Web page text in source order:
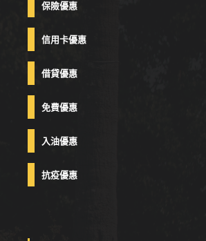
保險優惠
信用卡優惠
借貸優惠
免費優惠
入油優惠
抗疫優惠